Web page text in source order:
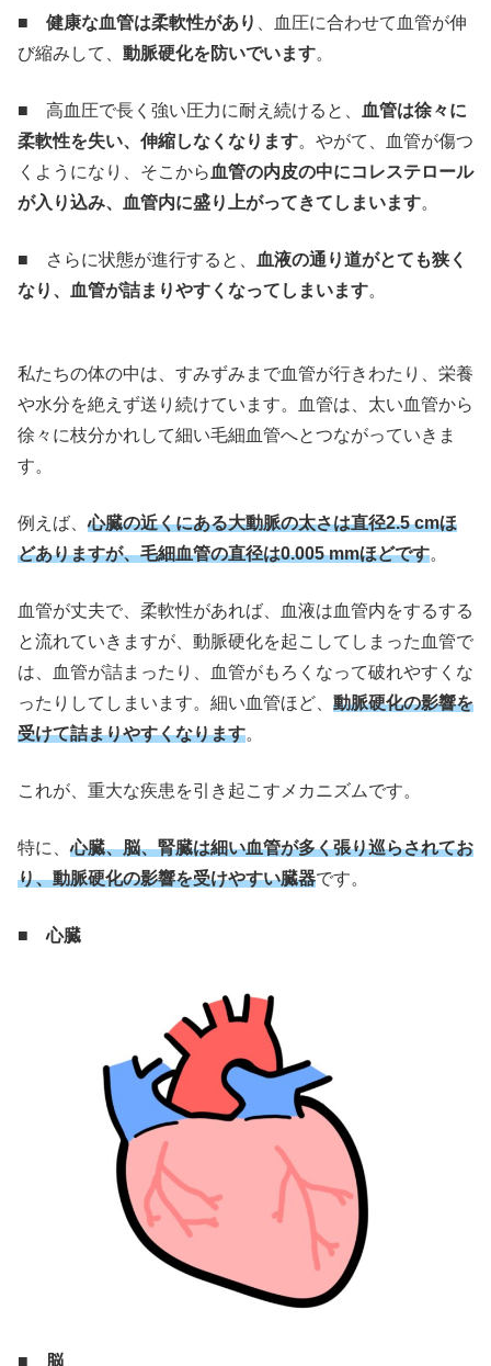
■ 健康な血管は柔軟性があり
、血圧に合わせて血管が伸
び縮みして、 動脈硬化を防いでいます。
■ 高血圧で長く強い圧力に耐え続けると、
血管は徐々に
柔軟性を失い、伸縮しなくなります。やがて、血管が傷つ
くようになり、そこから 血管の内皮の中にコレステロール
が入り込み、血管内に盛り上がってきてしまいます。
■ さらに状態が進行すると、
血液の通り道がとても狭く
なり、血管が詰まりやすくなってしまいます。
私たちの体の中は、すみずみまで血管が行きわたり、栄養
や水分を絶えず送り続けています。血管は、太い血管から
徐々に枝分かれして細い毛細血管へとつながっていきま
す。
例えば、心臓の近くにある大動脈の太さは直径2.5 cmほ
どありますが、毛細血管の直径は0.005 mmほどです。
血管が丈夫で、柔軟性があれば、血液は血管内をするする
と流れていきますが、動脈硬化を起こしてしまった血管で
は、血管が詰まったり、血管がもろくなって破れやすくな
ったりしてしまいます。細い血管ほど、 動脈硬化の影響を
受けて詰まりやすくなります。
これが、重大な疾患を引き起こすメカニズムです。
特に、心臓、脳、腎臓は細い血管が多く張り巡らされてお
り、動脈硬化の影響を受けやすい臓器です。
■ 心臓
■ 脳